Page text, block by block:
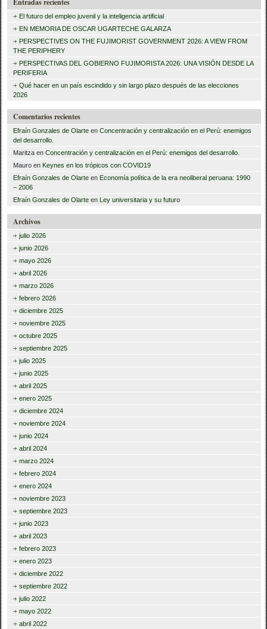
s
c
a
:
El futuro del empleo juvenil y la inteligencia artificial
EN MEMORIA DE OSCAR UGARTECHE GALARZA
PERSPECTIVES ON THE FUJIMORIST GOVERNMENT 2026: A VIEW FROM
THE PERIPHERY
PERSPECTIVAS DEL GOBIERNO FUJIMORISTA 2026: UNA VISIÓN DESDE LA
PERIFERIA
Qué hacer en un país escindido y sin largo plazo después de las elecciones
2026
Comentarios recientes
Efraín Gonzales de Olarte enConcentración y centralización en el Perú: enemigos
del desarrollo.
Maritza enConcentración y centralización en el Perú: enemigos del desarrollo.
Mauro en Keynes en los trópicos con COVID19
Efraín Gonzales de Olarte en Economía política de la era neoliberal peruana: 1990
– 2006
Efraín Gonzales de Olarte en Ley universitaria y su futuro
Archivos
julio 2026
junio 2026
mayo 2026
abril 2026
marzo 2026
febrero 2026
diciembre 2025
noviembre 2025
octubre 2025
septiembre 2025
julio 2025
junio 2025
abril 2025
enero 2025
diciembre 2024
noviembre 2024
junio 2024
abril 2024
marzo 2024
febrero 2024
enero 2024
noviembre 2023
septiembre 2023
junio 2023
abril 2023
febrero 2023
enero 2023
diciembre 2022
septiembre 2022
julio 2022
mayo 2022
abril 2022